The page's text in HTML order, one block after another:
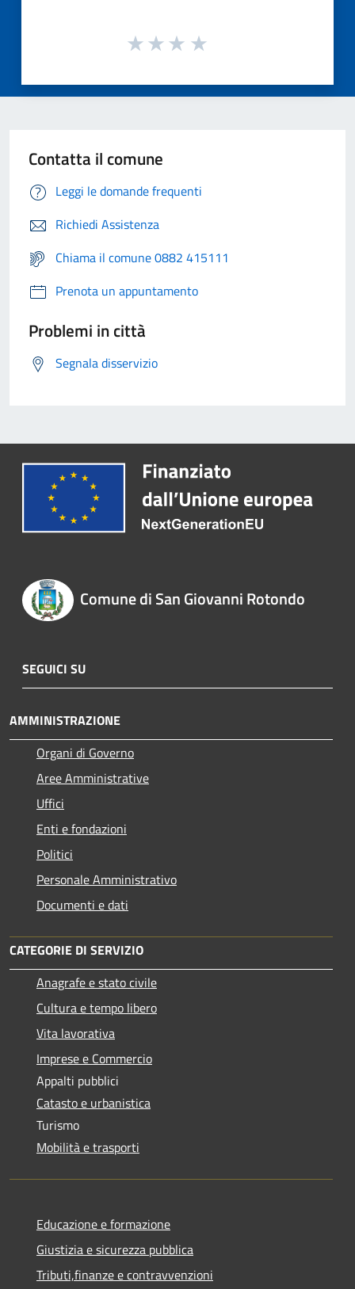
Contatta il comune
Leggi le domande frequenti
Richiedi Assistenza
Chiama il comune 0882 415111
Prenota un appuntamento
Problemi in città
Segnala disservizio
Comune di San Giovanni Rotondo
SEGUICI SU
AMMINISTRAZIONE
Organi di Governo
Aree Amministrative
Uffici
Enti e fondazioni
Politici
Personale Amministrativo
Documenti e dati
CATEGORIE DI SERVIZIO
Anagrafe e stato civile
Cultura e tempo libero
Vita lavorativa
Imprese e Commercio
Appalti pubblici
Catasto e urbanistica
Turismo
Mobilità e trasporti
Educazione e formazione
Giustizia e sicurezza pubblica
Tributi,finanze e contravvenzioni